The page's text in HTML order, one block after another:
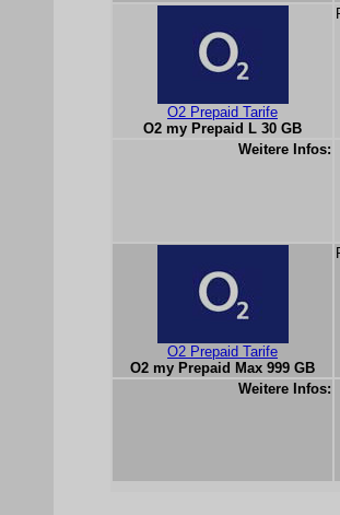
O2 Prepaid Tarife
O2 my Prepaid L 30 GB
Weitere Infos:
O2 Prepaid Tarife
O2 my Prepaid Max 999 GB
Weitere Infos: